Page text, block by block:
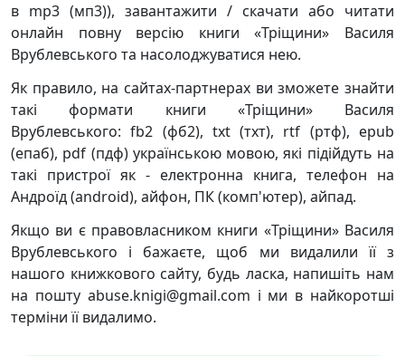
в mp3 (мп3)), завантажити / скачати або читати
онлайн повну версію книги «Тріщини» Василя
Врублевського та насолоджуватися нею.
Як правило, на сайтах-партнерах ви зможете знайти
такі формати книги «Тріщини» Василя
Врублевського: fb2 (фб2), txt (тхт), rtf (ртф), epub
(епаб), pdf (пдф) українською мовою, які підійдуть на
такі пристрої як - електронна книга, телефон на
Андроїд (android), айфон, ПК (комп'ютер), айпад.
Якщо ви є правовласником книги «Тріщини» Василя
Врублевського і бажаєте, щоб ми видалили її з
нашого книжкового сайту, будь ласка, напишіть нам
на пошту abuse.knigi@gmail.com і ми в найкоротші
терміни її видалимо.